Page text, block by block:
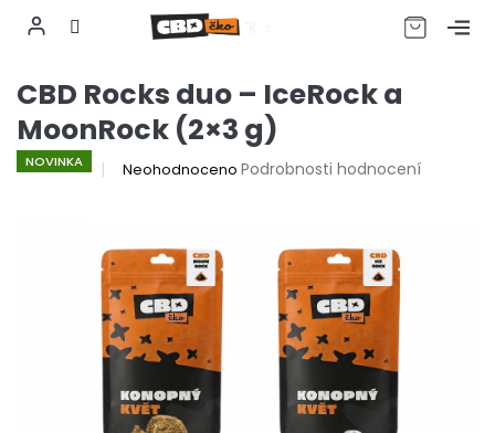
na
obsah
CZK
CBD Rocks duo – IceRock a
MoonRock (2×3 g)
NOVINKA
Průměrné
0,0
5
hvězdiček.
Neohodnoceno Podrobnosti hodnocení